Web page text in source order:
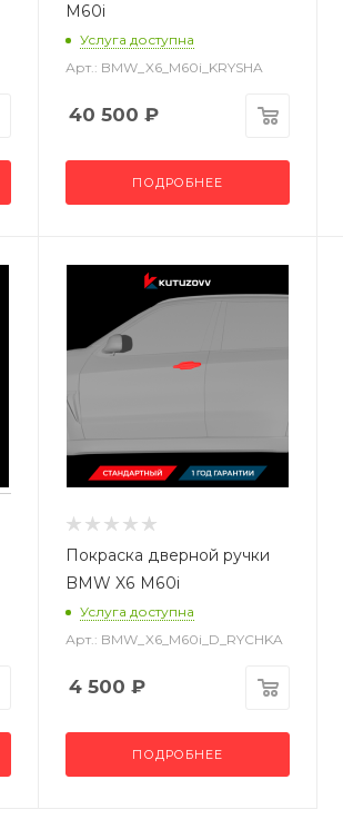
M60i
Услуга доступна
Арт.: BMW_X6_M60i_KRYSHA
40 500 ₽
ПОДРОБНЕЕ
Покраска дверной ручки
BMW X6 M60i
Услуга доступна
Арт.: BMW_X6_M60i_D_RYCHKA
4 500 ₽
ПОДРОБНЕЕ